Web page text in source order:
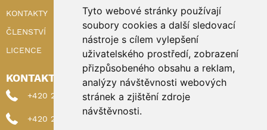
Tyto webové stránky používají
soubory cookies a další sledovací
nástroje s cílem vylepšení
uživatelského prostředí, zobrazení
přizpůsobeného obsahu a reklam,
analýzy návštěvnosti webových
stránek a zjištění zdroje
návštěvnosti.
KONTAKTY
ČLENSTVÍ
LICENCE
KONTAKTY
+420 222 898 224 (sekretariat)
+420 222 898 221 (členství)